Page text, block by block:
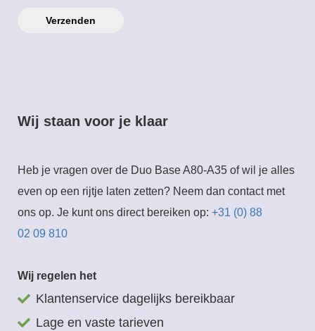
Verzenden
Wij staan voor je klaar
Heb je vragen over de Duo Base A80-A35 of wil je alles
even op een rijtje laten zetten? Neem dan contact met
ons op. Je kunt ons direct bereiken op: +31 (0) 88
02 09 810
Wij regelen het
Klantenservice dagelijks bereikbaar
Lage en vaste tarieven